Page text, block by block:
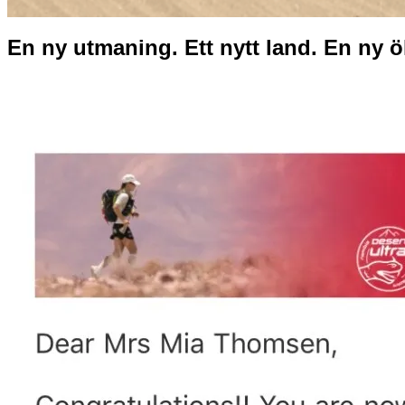
En ny utmaning. Ett nytt land. En ny